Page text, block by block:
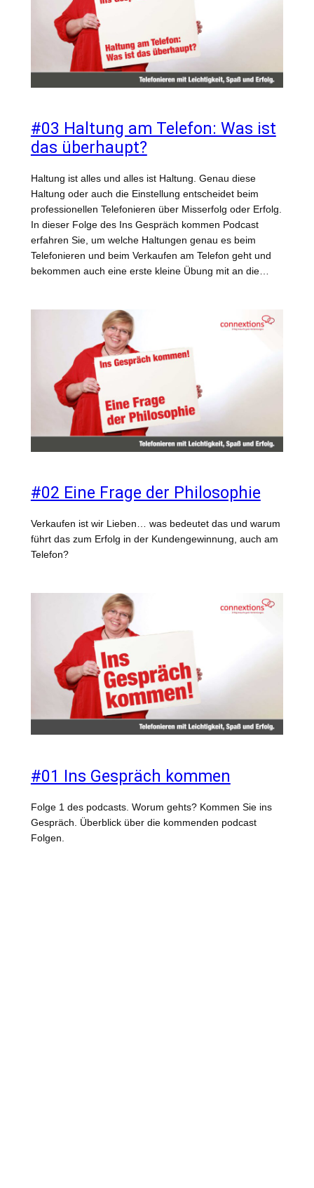
#03 Haltung am Telefon: Was ist
das überhaupt?
Haltung ist alles und alles ist Haltung. Genau diese
Haltung oder auch die Einstellung entscheidet beim
professionellen Telefonieren über Misserfolg oder Erfolg.
In dieser Folge des Ins Gespräch kommen Podcast
erfahren Sie, um welche Haltungen genau es beim
Telefonieren und beim Verkaufen am Telefon geht und
bekommen auch eine erste kleine Übung mit an die…
#02 Eine Frage der Philosophie
Verkaufen ist wir Lieben… was bedeutet das und warum
führt das zum Erfolg in der Kundengewinnung, auch am
Telefon?
#01 Ins Gespräch kommen
Folge 1 des podcasts. Worum gehts? Kommen Sie ins
Gespräch. Überblick über die kommenden podcast
Folgen.